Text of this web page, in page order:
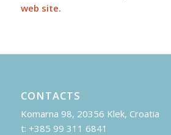
web site.
CONTACTS
Komarna 98, 20356 Klek, Croatia
t: +385 99 311 6841